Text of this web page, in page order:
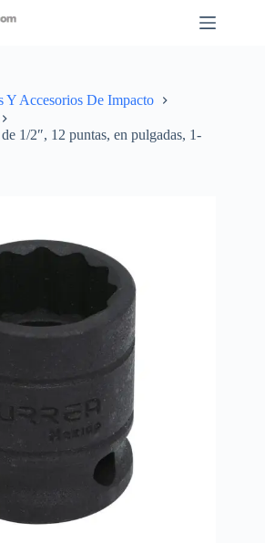
Y Accesorios De Impacto
1/2″, 12 puntas, en pulgadas, 1-